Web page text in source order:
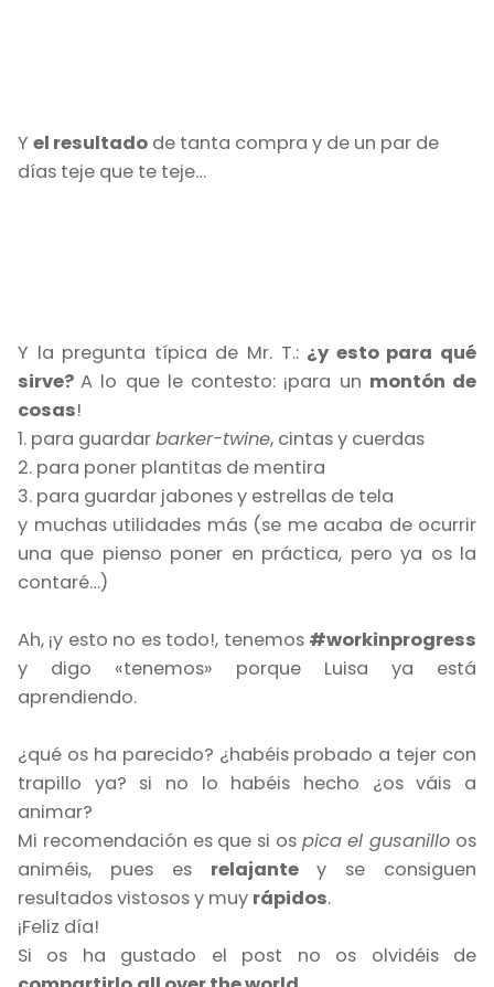
Y el resultado de tanta compra y de un par de
días teje que te teje…
Y la pregunta típica de Mr. T.: ¿y esto para qué
sirve?A lo que le contesto: ¡para un montón de
cosas!
1. para guardarbarker-twine, cintas y cuerdas
2. para poner plantitas de mentira
3. para guardar jabones y estrellas de tela
y muchas utilidades más (se me acaba de ocurrir
una que pienso poner en práctica, pero ya os la
contaré…)
Ah, ¡y esto no es todo!, tenemos #workinprogress
y digo «tenemos» porque Luisa ya está
aprendiendo.
¿qué os ha parecido? ¿habéis probado a tejer con
trapillo ya? si no lo habéis hecho ¿os váis a
animar?
Mi recomendación es que si os pica el gusanillo os
animéis, pues es relajantey se consiguen
resultados vistosos y muy rápidos.
¡Feliz día!
Si os ha gustado el post no os olvidéis de